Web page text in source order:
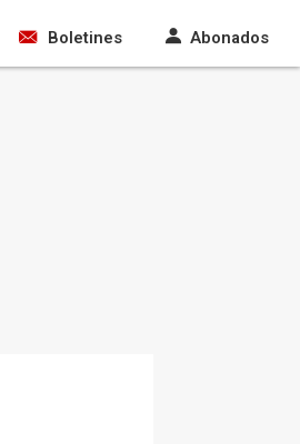
Boletines Abonados